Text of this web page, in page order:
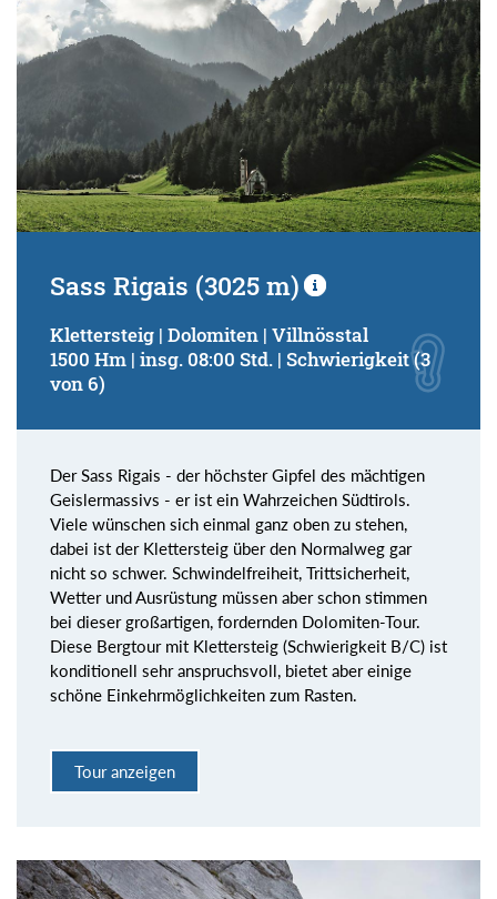
Sass Rigais (3025 m)
Klettersteig | Dolomiten | Villnösstal
1500 Hm | insg. 08:00 Std. | Schwierigkeit (3
von 6)
Der Sass Rigais - der höchster Gipfel des mächtigen
Geislermassivs - er ist ein Wahrzeichen Südtirols.
Viele wünschen sich einmal ganz oben zu stehen,
dabei ist der Klettersteig über den Normalweg gar
nicht so schwer. Schwindelfreiheit, Trittsicherheit,
Wetter und Ausrüstung müssen aber schon stimmen
bei dieser großartigen, fordernden Dolomiten-Tour.
Diese Bergtour mit Klettersteig (Schwierigkeit B/C) ist
konditionell sehr anspruchsvoll, bietet aber einige
schöne Einkehrmöglichkeiten zum Rasten.
Tour anzeigen